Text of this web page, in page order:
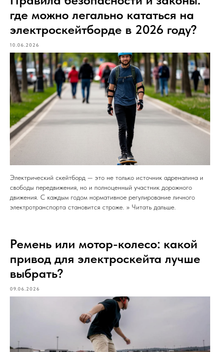
где можно легально кататься на
электроскейтборде в 2026 году?
10.06.2026
Электрический скейтборд — это не только источник адреналина и
свободы передвижения, но и полноценный участник дорожного
движения. С каждым годом нормативное регулирование личного
электротранспорта становится строже. >> Читать дальше.
Ремень или мотор-колесо: какой
привод для электроскейта лучше
выбрать?
09.06.2026